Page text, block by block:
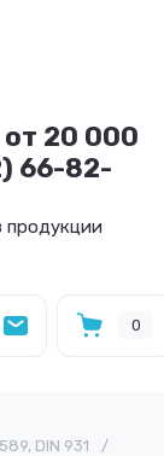
20 000
66-82-
продукции
0
DIN 931
/